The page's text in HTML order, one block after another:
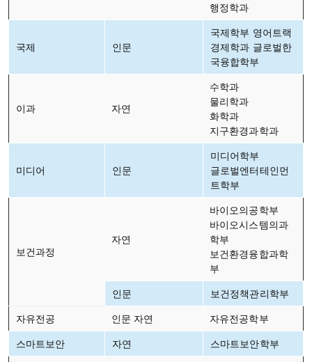
행정학과
국제 인문
국제학부 영어트랙
경제학과 글로벌한
국융합학부
이과 자연
수학과
물리학과
화학과
지구환경과학과
미디어 인문
미디어학부
글로벌엔터테인먼
트학부
보건과정
자연
바이오의공학부
바이오시스템의과
학부
보건환경융합과학
부
인문 보건정책관리학부
자유전공 인문 자연 자유전공학부
스마트보안 자연 스마트보안학부